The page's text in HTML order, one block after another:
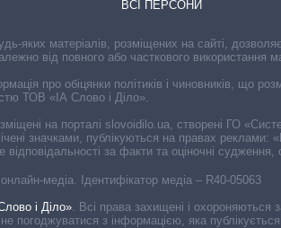
ВСІ ПЕРСОНИ
медіа. Ідентифікатор медіа – R40-05063
і Діло» Всі права захищені і охороняються
погоджуватися з інформацією, яка
яких матеріалів, розміщених на сайті,
від повного або часткового використання
про обіцянки політиків і чиновників, що
ТОВ «ІА Слово і Діло».
на порталі slovoidilo.ua, створені ГО
значками, публікуються на правах
відповідальності за факти та оціночні